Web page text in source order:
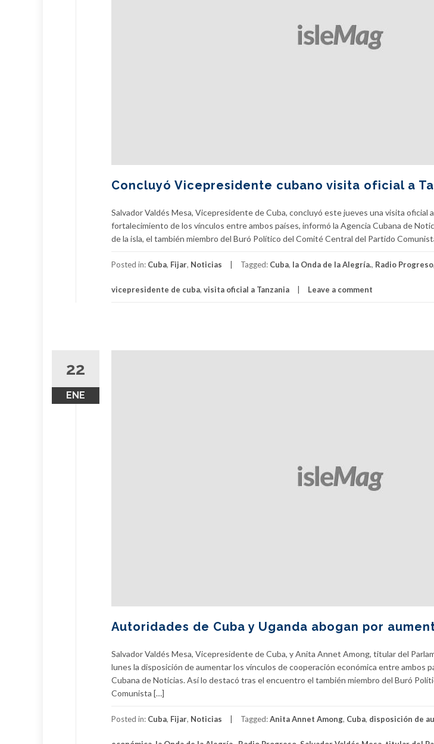
Concluyó Vicepresidente cubano visita oficial a
Salvador Valdés Mesa, Vicepresidente de Cuba, concluyó este jueves una visita oficial
fortalecimiento de los vínculos entre ambos países, informó la Agencia Cubana de
de la isla, el también miembro del Buró Político del Comité Central del Partido
Posted in: Cuba, Fijar, Noticias Tagged: Cuba, la Onda de la Alegría., Radio Progreso,
vicepresidente de cuba, visita oficial a Tanzania Leave a comment
22
ENE
Autoridades de Cuba y Uganda abogan por
Salvador Valdés Mesa, Vicepresidente de Cuba, y Anita Annet Among, titular del
lunes la disposición de aumentar los vínculos de cooperación económica entre ambos
Cubana de Noticias. Así lo destacó tras el encuentro el también miembro del Buró
Comunista […]
Posted in: Cuba, Fijar, Noticias Tagged:Anita Annet Among, Cuba, disposición de